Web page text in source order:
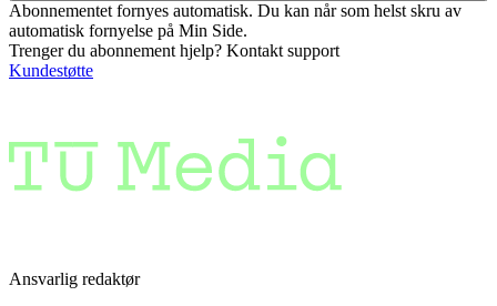
Abonnementet fornyes automatisk. Du kan når som helst skru av
automatisk fornyelse på Min Side.
Trenger du abonnement hjelp? Kontakt support
Kundestøtte
Ansvarlig redaktør